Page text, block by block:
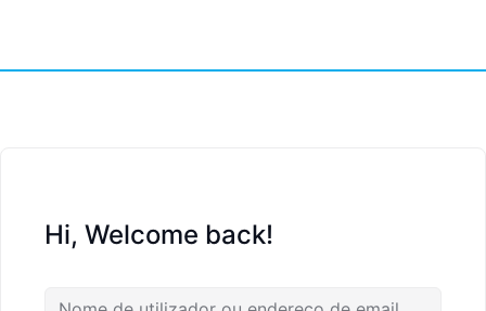
Hi, Welcome back!